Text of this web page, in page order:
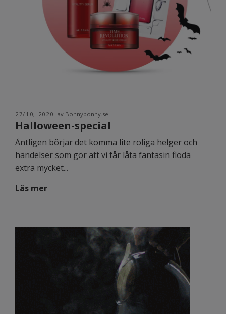
27/10, 2020 av Bonnybonny.se
Halloween-special
Äntligen börjar det komma lite roliga helger och
händelser som gör att vi får låta fantasin flöda
extra mycket...
Läs mer